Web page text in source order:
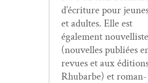
d’écriture pour
et adultes. Elle est
égale­ment nou­vel­liste
(nou­velles pub­liées
revues et aux
Rhubarbe) et roman­